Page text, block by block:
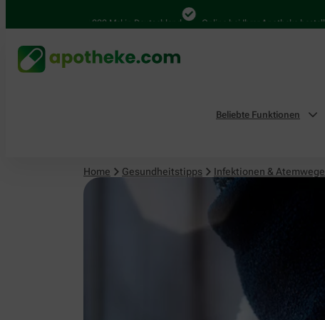
4.000 Mal in Deutschland Online bei Ihrer Apotheke bestellen
Beliebte Funktionen
Home Gesundheitstipps Infektionen & Atemwege
Infektionen & Atemwege